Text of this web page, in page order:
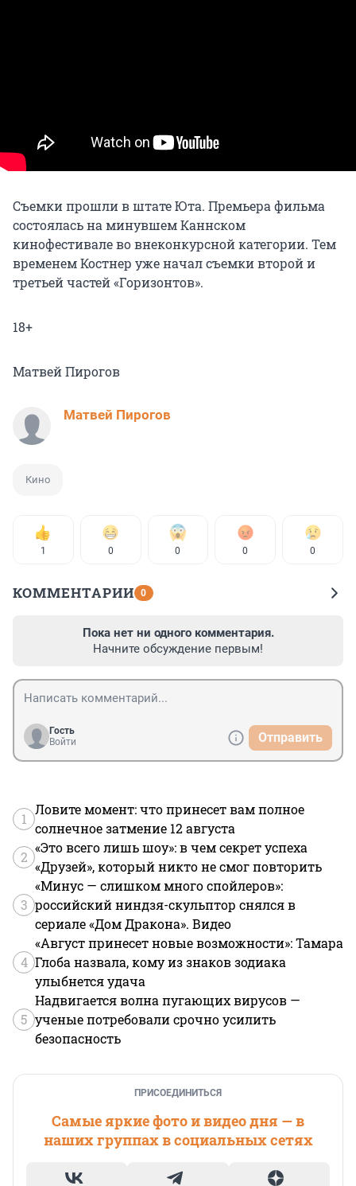
Съемки прошли в штате Юта. Премьера фильма
состоялась на минувшем Каннском
кинофестивале во внеконкурсной категории. Тем
временем Костнер уже начал съемки второй и
третьей частей «Горизонтов».
18+
Матвей Пирогов
Матвей Пирогов
Кино
1 0 0 0 0
КОММЕНТАРИИ 0
Пока нет ни одного комментария.
Начните обсуждение первым!
Гость
Войти
Отправить
1
Ловите момент: что принесет вам полное
солнечное затмение 12 августа
2
«Это всего лишь шоу»: в чем секрет успеха
«Друзей», который никто не смог повторить
3
«Минус — слишком много спойлеров»:
российский ниндзя-скульптор снялся в
сериале «Дом Дракона». Видео
4
«Август принесет новые возможности»: Тамара
Глоба назвала, кому из знаков зодиака
улыбнется удача
5
Надвигается волна пугающих вирусов —
ученые потребовали срочно усилить
безопасность
ПРИСОЕДИНИТЬСЯ
Самые яркие фото и видео дня — в
наших группах в социальных сетях